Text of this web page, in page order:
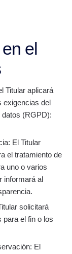
el
Titular aplicará
exigencias del
datos (RGPD):
El Titular
el tratamiento de
uno o varios
informará al
solicitará
el fin o los
El